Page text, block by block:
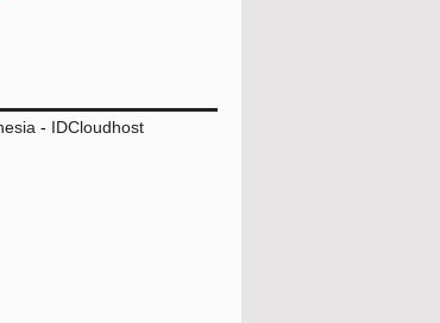
dan Singkat Memandikan
- IDCloudhost